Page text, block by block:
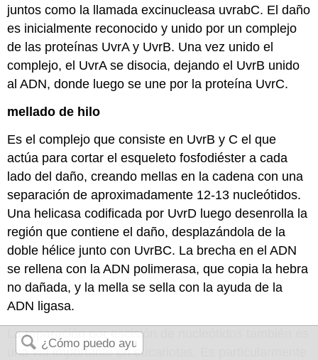
juntos como la llamada excinucleasa uvrabC. El daño
es inicialmente reconocido y unido por un complejo
de las proteínas UvrA y UvrB. Una vez unido el
complejo, el UvrA se disocia, dejando el UvrB unido
al ADN, donde luego se une por la proteína UvrC.
mellado de hilo
Es el complejo que consiste en UvrB y C el que
actúa para cortar el esqueleto fosfodiéster a cada
lado del daño, creando mellas en la cadena con una
separación de aproximadamente 12-13 nucleótidos.
Una helicasa codificada por UvrD luego desenrolla la
región que contiene el daño, desplazándola de la
doble hélice junto con UvrBC. La brecha en el ADN
se rellena con la ADN polimerasa, que copia la hebra
no dañada, y la mella se sella con la ayuda de la
ADN ligasa.
La reparación por escisión de nucleótidos también es
una vía importante en eucariotas. Es particularmente